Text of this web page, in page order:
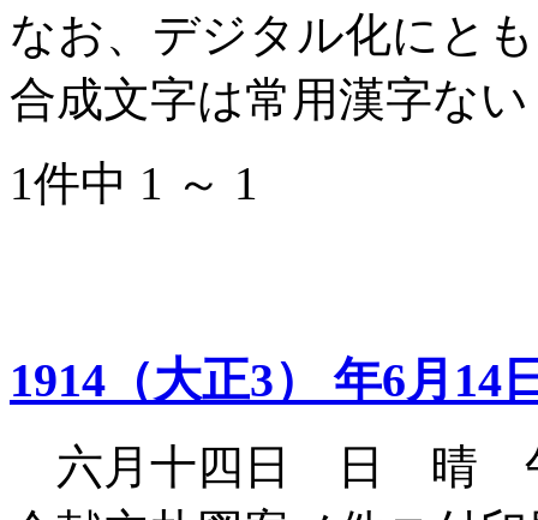
なお、デジタル化にと
合成文字は常用漢字な
1件中 1 ～ 1
1914（大正3） 年6月14
六月十四日 日 晴